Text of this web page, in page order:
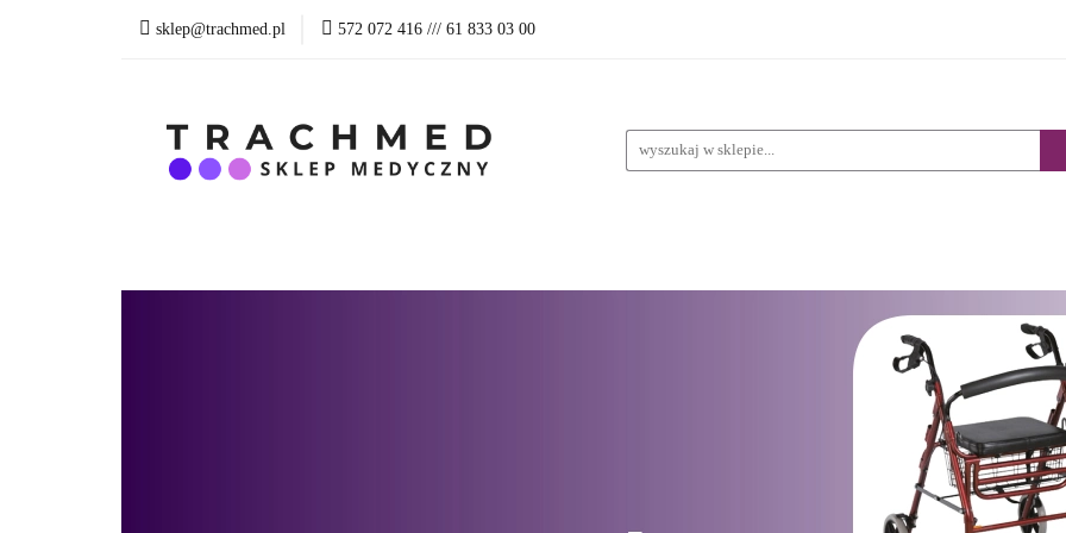
sklep@trachmed.pl 572 072 416 /// 61 833 03 00
WSZYSTKIE PRODUKTY
BLOG SKLEP STACJONARNY